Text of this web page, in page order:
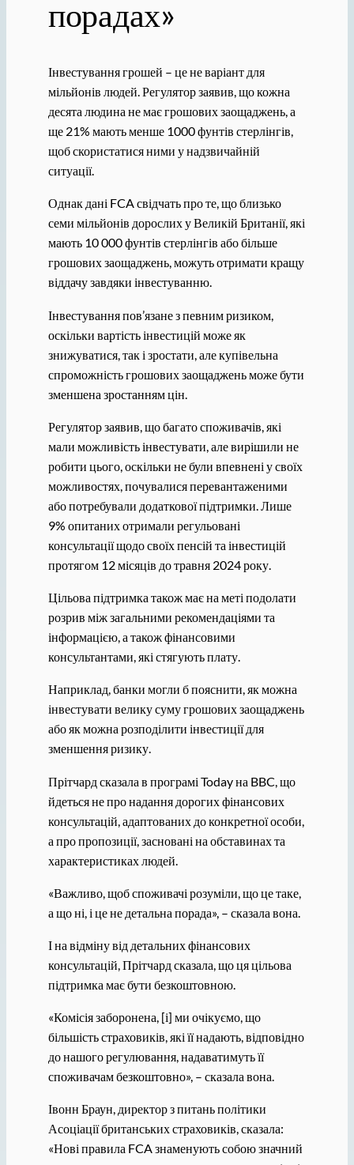
порадах»
Інвестування грошей – це не варіант для
мільйонів людей. Регулятор заявив, що кожна
десята людина не має грошових заощаджень, а
ще 21% мають менше 1000 фунтів стерлінгів,
щоб скористатися ними у надзвичайній
ситуації.
Однак дані FCA свідчать про те, що близько
семи мільйонів дорослих у Великій Британії, які
мають 10 000 фунтів стерлінгів або більше
грошових заощаджень, можуть отримати кращу
віддачу завдяки інвестуванню.
Інвестування пов’язане з певним ризиком,
оскільки вартість інвестицій може як
знижуватися, так і зростати, але купівельна
спроможність грошових заощаджень може бути
зменшена зростанням цін.
Регулятор заявив, що багато споживачів, які
мали можливість інвестувати, але вирішили не
робити цього, оскільки не були впевнені у своїх
можливостях, почувалися перевантаженими
або потребували додаткової підтримки. Лише
9% опитаних отримали регульовані
консультації щодо своїх пенсій та інвестицій
протягом 12 місяців до травня 2024 року.
Цільова підтримка також має на меті подолати
розрив між загальними рекомендаціями та
інформацією, а також фінансовими
консультантами, які стягують плату.
Наприклад, банки могли б пояснити, як можна
інвестувати велику суму грошових заощаджень
або як можна розподілити інвестиції для
зменшення ризику.
Прітчард сказала в програмі Today на BBC, що
йдеться не про надання дорогих фінансових
консультацій, адаптованих до конкретної особи,
а про пропозиції, засновані на обставинах та
характеристиках людей.
«Важливо, щоб споживачі розуміли, що це таке,
а що ні, і це не детальна порада», – сказала вона.
І на відміну від детальних фінансових
консультацій, Прітчард сказала, що ця цільова
підтримка має бути безкоштовною.
«Комісія заборонена, [і] ми очікуємо, що
більшість страховиків, які її надають, відповідно
до нашого регулювання, надаватимуть її
споживачам безкоштовно», – сказала вона.
Івонн Браун, директор з питань політики
Асоціації британських страховиків, сказала:
«Нові правила FCA знаменують собою значний